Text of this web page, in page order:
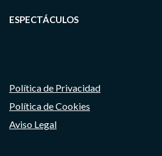
ESPECTÁCULOS
Política de Privacidad
Política de Cookies
Aviso Legal